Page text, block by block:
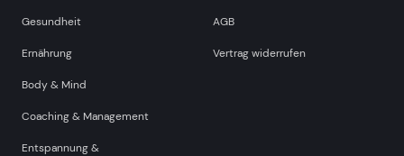
Gesundheit
Ernährung
Body & Mind
Coaching & Management
Entspannung &
AGB
Vertrag widerrufen